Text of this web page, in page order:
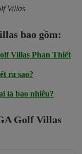
Villas
bao gồm:
Villas Phan Thiết
ra sao?
là bao nhiêu?
Golf Villas